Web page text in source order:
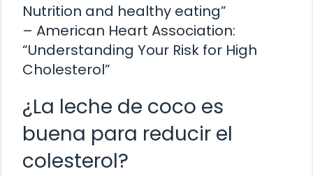
Nutrition and healthy eating”
– American Heart Association:
“Understanding Your Risk for High
Cholesterol”
¿La leche de coco es
buena para reducir el
colesterol?